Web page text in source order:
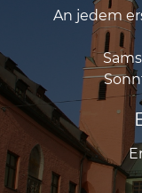
An jedem